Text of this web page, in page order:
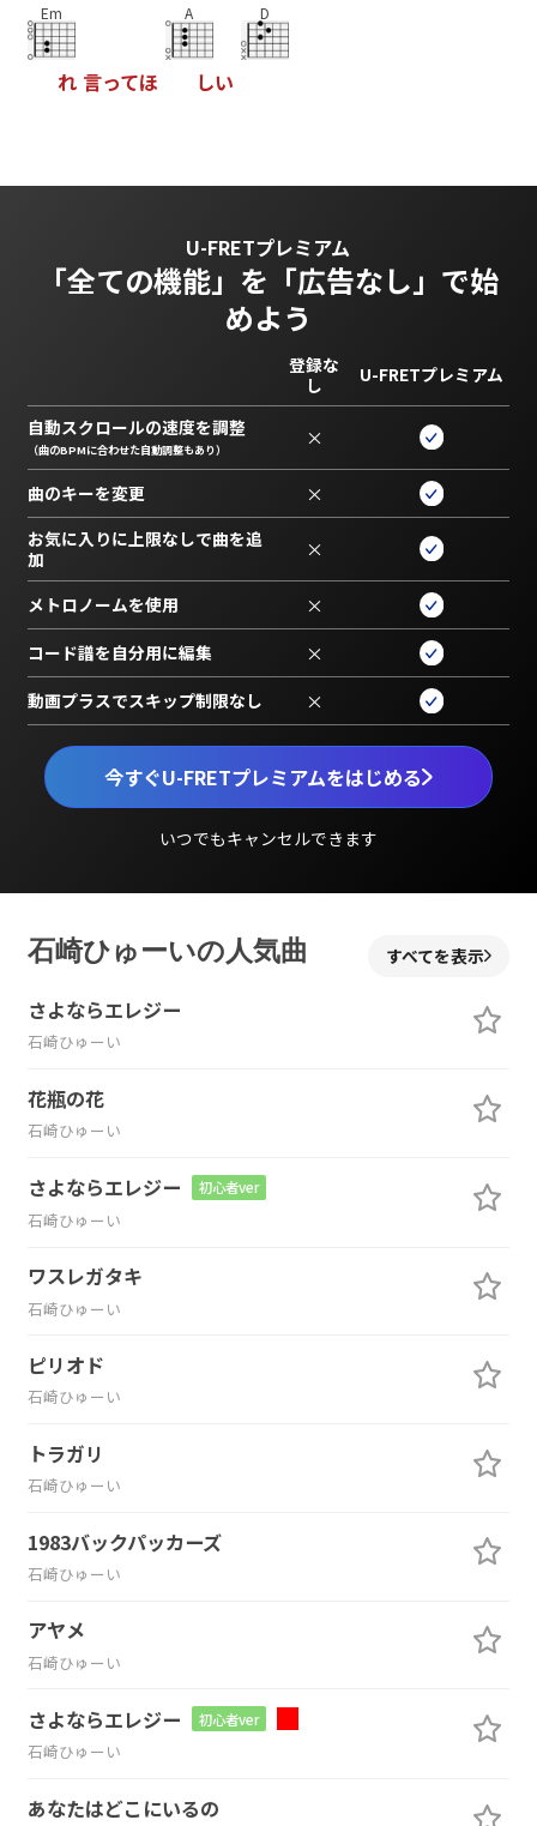
Em
れ 言ってほ
A
しい
D
U-FRETプレミアム
「全ての機能」を 「広告なし」で始
めよう
今すぐU-FRETプレミアムをはじめる
いつでもキャンセルできます
登録な
し
U-FRETプレミアム
自動スクロールの速度を調整
（曲のBPMに合わせた自動調整もあり） ×
曲のキーを変更 ×
お気に入りに上限なしで曲を追
加
×
メトロノームを使用 ×
コード譜を自分用に編集 ×
動画プラスでスキップ制限なし ×
石崎ひゅーいの人気曲 すべてを表示
さよならエレジー
石崎ひゅーい
花瓶の花
石崎ひゅーい
さよならエレジー 初心者ver
石崎ひゅーい
ワスレガタキ
石崎ひゅーい
ピリオド
石崎ひゅーい
トラガリ
石崎ひゅーい
1983バックパッカーズ
石崎ひゅーい
アヤメ
石崎ひゅーい
さよならエレジー 初心者ver
石崎ひゅーい
あなたはどこにいるの